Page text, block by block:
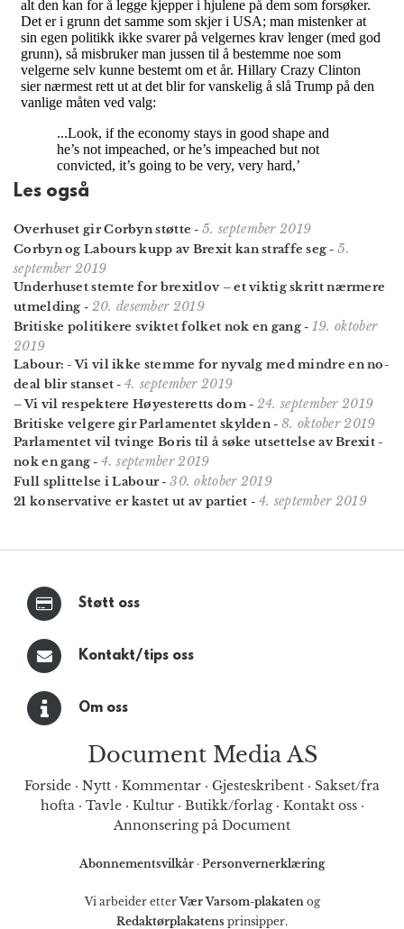
Les også
Overhuset gir Corbyn støtte -5. september 2019
Corbyn og Labours kupp av Brexit kan straffe seg -5.
september 2019
Underhuset stemte for brexitlov – et viktig skritt nærmere
utmelding - 20. desember 2019
Britiske politikere sviktet folket nok en gang- 19. oktober
2019
Labour: - Vi vil ikke stemme for nyvalg med mindre en no-
deal blir stanset -4. september 2019
– Vi vil respektere Høyesteretts dom- 24. september 2019
Britiske velgere gir Parlamentet skylden- 8. oktober 2019
Parlamentet vil tvinge Boris til å søke utsettelse av Brexit -
nok en gang -4. september 2019
Full splittelse i Labour-30. oktober 2019
21 konservative er kastet ut av partiet - 4. september 2019
Støtt oss
Kontakt/tips oss
Om oss
Document Media AS
Forside · Nytt · Kommentar · Gjesteskribent · Sakset/fra
hofta · Tavle· Kultur· Butikk/forlag· Kontakt oss·
Annonsering på Document
Abonnementsvilkår · Personvernerklæring
Vi arbeider etterVær Varsom-plakaten og
Redaktørplakatens prinsipper.